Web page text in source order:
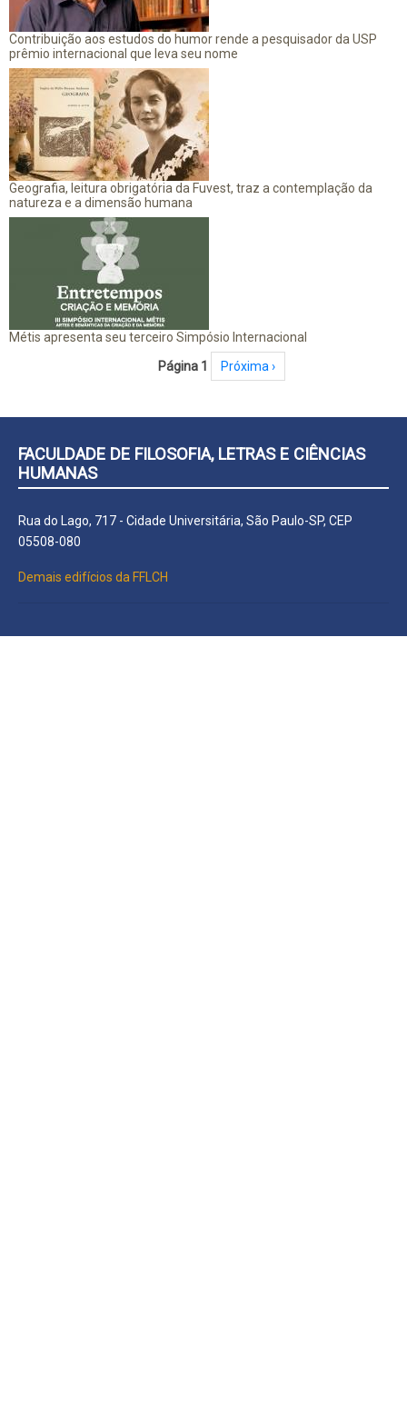
Contribuição aos estudos do humor rende a pesquisador da USP
prêmio internacional que leva seu nome
Geografia, leitura obrigatória da Fuvest, traz a contemplação da
natureza e a dimensão humana
Métis apresenta seu terceiro Simpósio Internacional
Página 1 Próxima página
Próxima ›
FACULDADE DE FILOSOFIA, LETRAS E CIÊNCIAS
HUMANAS
Rua do Lago, 717 - Cidade Universitária, São Paulo-SP, CEP
05508-080
Demais edifícios da FFLCH